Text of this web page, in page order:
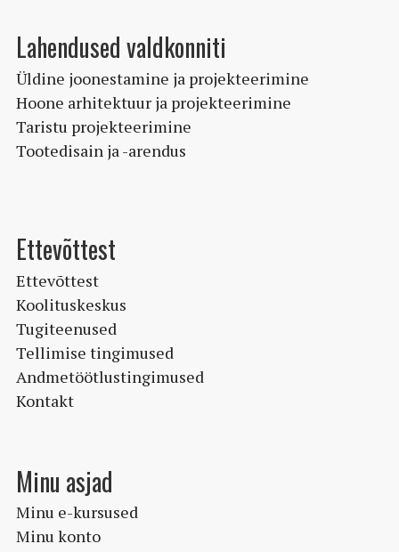
Lahendused valdkonniti
Üldine joonestamine ja projekteerimine
Hoone arhitektuur ja projekteerimine
Taristu projekteerimine
Tootedisain ja -arendus
Ettevõttest
Ettevõttest
Koolituskeskus
Tugiteenused
Tellimise tingimused
Andmetöötlustingimused
Kontakt
Minu asjad
Minu e-kursused
Minu konto